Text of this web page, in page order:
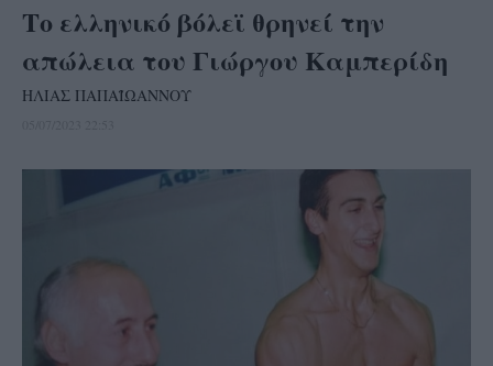
Το ελληνικό βόλεϊ θρηνεί την
απώλεια του Γιώργου Καμπερίδη
ΗΛΙΑΣ ΠΑΠΑΪΩΑΝΝΟΥ